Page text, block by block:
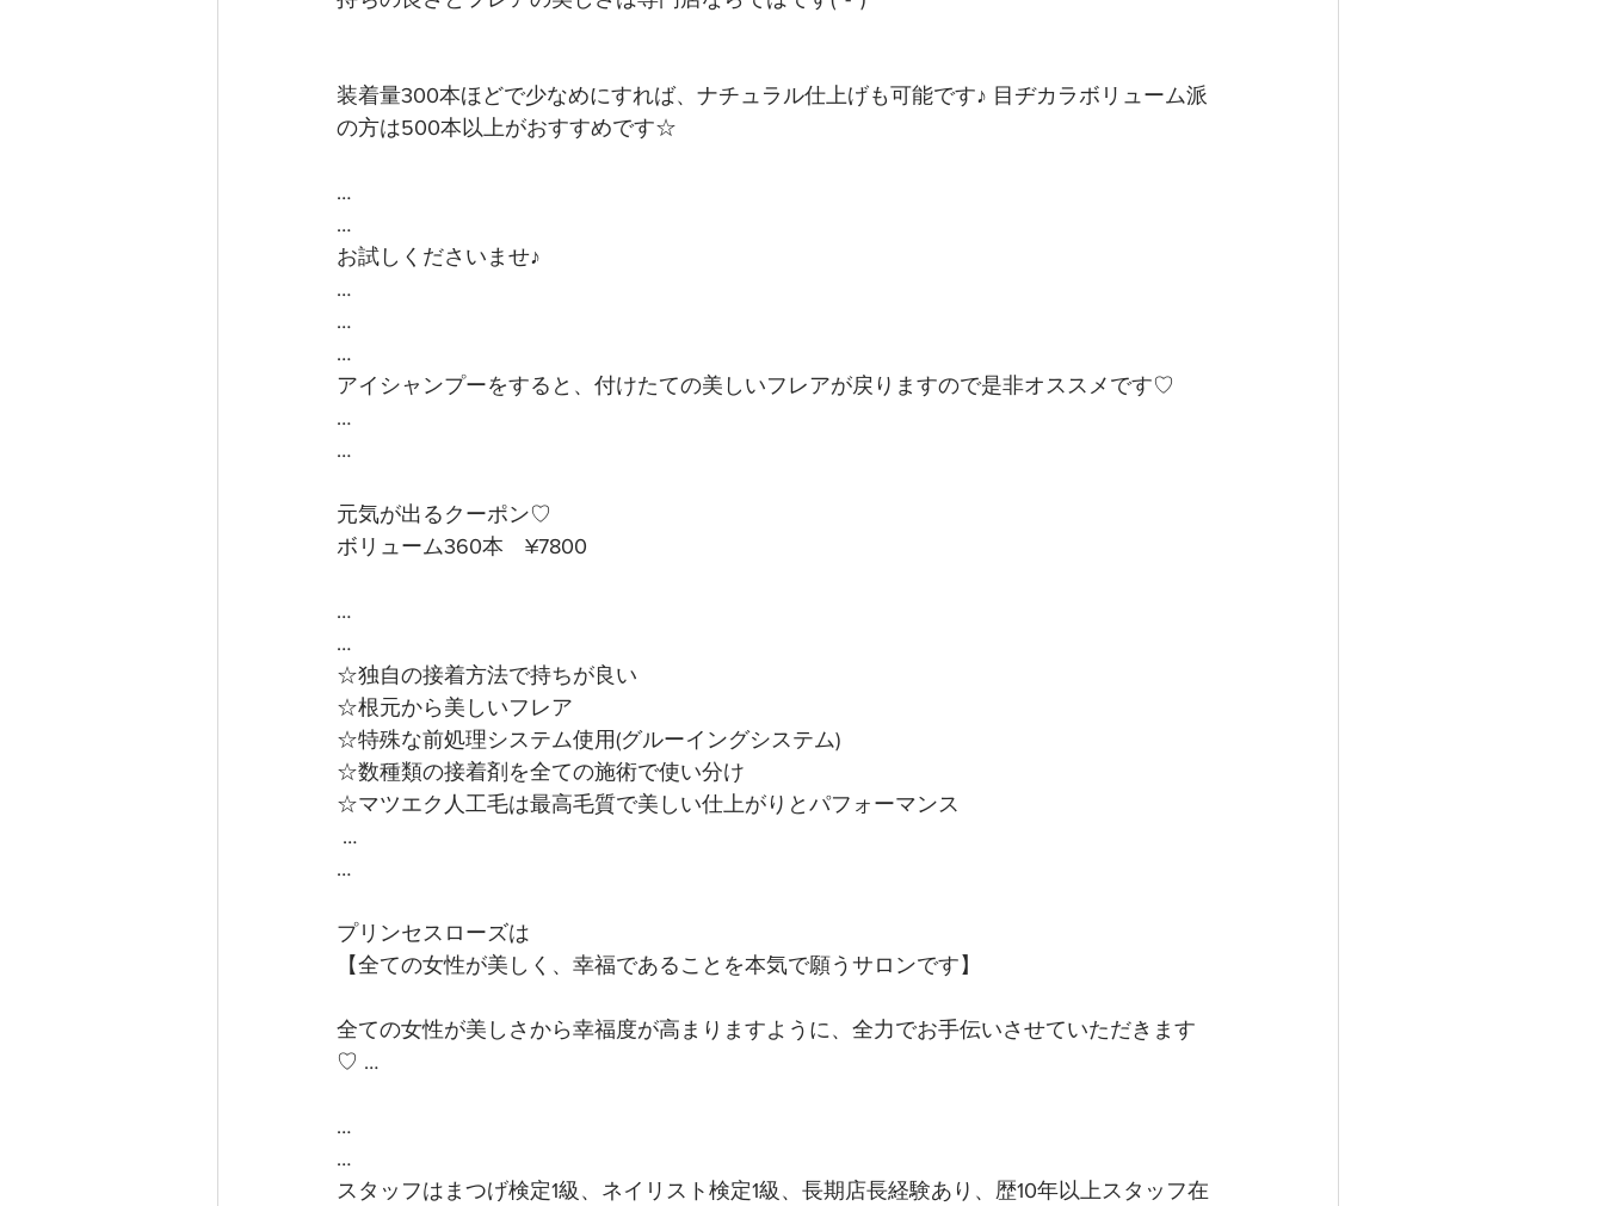
装着量300本ほどで少なめにすれば、ナチュラル仕上げも可能です♪ 目ヂカラボリューム派
の方は500本以上がおすすめです☆
…
…
お試しくださいませ♪
…
…
…
アイシャンプーをすると、付けたての美しいフレアが戻りますので是非オススメです♡
…
…
元気が出るクーポン♡
ボリューム360本　¥7800
…
…
☆独自の接着方法で持ちが良い
☆根元から美しいフレア
☆特殊な前処理システム使用(グルーイングシステム)
☆数種類の接着剤を全ての施術で使い分け
☆マツエク人工毛は最高毛質で美しい仕上がりとパフォーマンス
…
…
プリンセスローズは
【全ての女性が美しく、幸福であることを本気で願うサロンです】
全ての女性が美しさから幸福度が高まりますように、全力でお手伝いさせていただきます
♡ …
…
…
スタッフはまつげ検定1級、ネイリスト検定1級、長期店長経験あり、歴10年以上スタッフ在